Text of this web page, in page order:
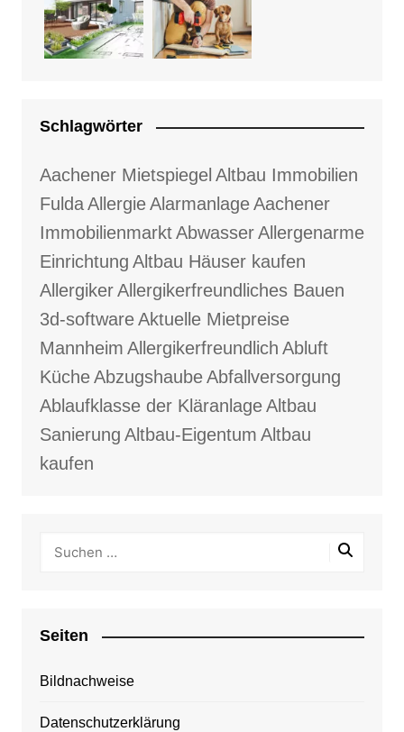
Schlagwörter
Aachener Mietspiegel Altbau Immobilien
FuldaAllergieAlarmanlageAachener
ImmobilienmarktAbwasserAllergenarme
Einrichtung Altbau Häuser kaufen
AllergikerAllergikerfreundliches Bauen
3d-softwareAktuelle Mietpreise
Mannheim Allergikerfreundlich Abluft
KücheAbzugshaubeAbfallversorgung
Ablaufklasse der KläranlageAltbau
Sanierung Altbau-Eigentum Altbau
kaufen
Seiten
Bildnachweise
Datenschutzerklärung